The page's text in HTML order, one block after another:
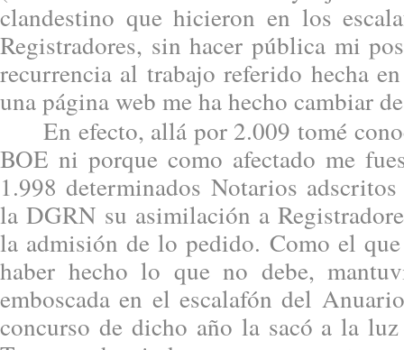
clandestino que hicieron en los
Registradores, sin hacer pública mi
recurrencia al trabajo referido hecha
una página web me ha hecho cambiar
En efecto, allá por 2.009 tomé
BOE ni porque como afectado me
1.998 determinados Notarios
la DGRN su asimilación a
la admisión de lo pedido. Como el
haber hecho lo que no debe,
emboscada en el escalafón del
concurso de dicho año la sacó a la